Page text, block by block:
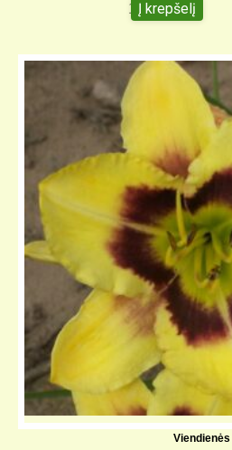
10,00€
Į krepšelį
Viendienės